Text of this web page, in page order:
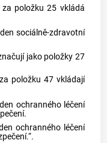
položku 25 vkládá
sociálně-zdravotní
jako položky 27
položku 47 vkládají
ochranného léčení
ochranného léčení